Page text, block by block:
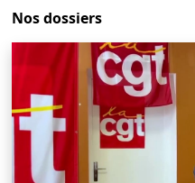
Nos dossiers